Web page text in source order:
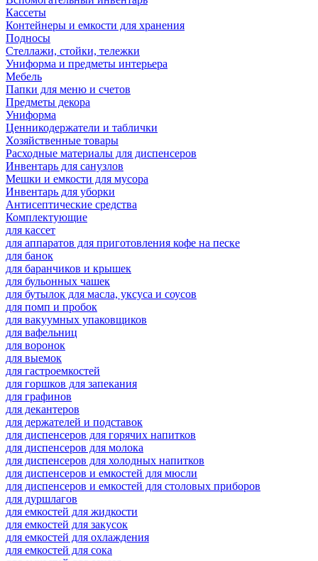
Кассеты
Контейнеры и емкости для хранения
Подносы
Стеллажи, стойки, тележки
Униформа и предметы интерьера
Мебель
Папки для меню и счетов
Предметы декора
Униформа
Ценникодержатели и таблички
Хозяйственные товары
Расходные материалы для диспенсеров
Инвентарь для санузлов
Мешки и емкости для мусора
Инвентарь для уборки
Антисептические средства
Комплектующие
для кассет
для аппаратов для приготовления кофе на песке
для банок
для баранчиков и крышек
для бульонных чашек
для бутылок для масла, уксуса и соусов
для помп и пробок
для вакуумных упаковщиков
для вафельниц
для воронок
для выемок
для гастроемкостей
для горшков для запекания
для графинов
для декантеров
для держателей и подставок
для диспенсеров для горячих напитков
для диспенсеров для молока
для диспенсеров для холодных напитков
для диспенсеров и емкостей для мюсли
для диспенсеров и емкостей для столовых приборов
для дуршлагов
для емкостей для жидкости
для емкостей для закусок
для емкостей для охлаждения
для емкостей для сока